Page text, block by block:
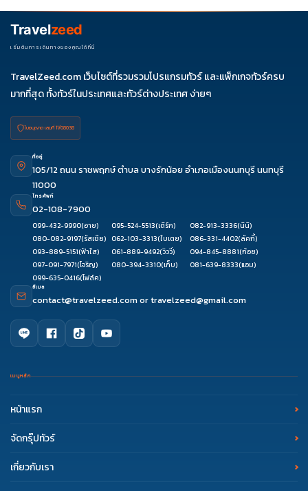
Travelzeed
เริ่มต้นการเดินทางของคุณได้ที่นี่
TravelZeed.com เว็บไซต์ที่รวมรวมโปรแกรมทัวร์ และแพ็กเกจทัวร์ครบ
มากที่สุด ทั้งทัวร์ในประเทศและทัวร์ต่างประเทศ ง่ายๆ
ใบอนุญาต เลขที่ 11/08038
ที่อยู่
105/12 ถนน ราชพฤกษ์ ตำบล บางรักน้อย อำเภอเมืองนนทบุรี นนทบุรี
11000
โทรศัพท์
02-108-7900
099-432-9990(อาย) 095-524-5513(เติร์ก) 082-913-3336(นินิ)
080-082-9197(รัสเซีย) 062-103-3313(ใบเตย) 086-331-4402(ลัคกี้)
093-889-5151(ฟ้าใส) 061-889-9492(วิววี่) 094-845-8881(ก้อย)
097-091-7971(โจริญ) 080-394-3310(เก็บ) 081-639-8333(แอม)
099-635-0416(โฟล์ค)
อีเมล
contact@travelzeed.comortravelzeed@gmail.com
เมนูหลัก
หน้าแรก
จัดกรุ๊ปทัวร์
เกี่ยวกับเรา